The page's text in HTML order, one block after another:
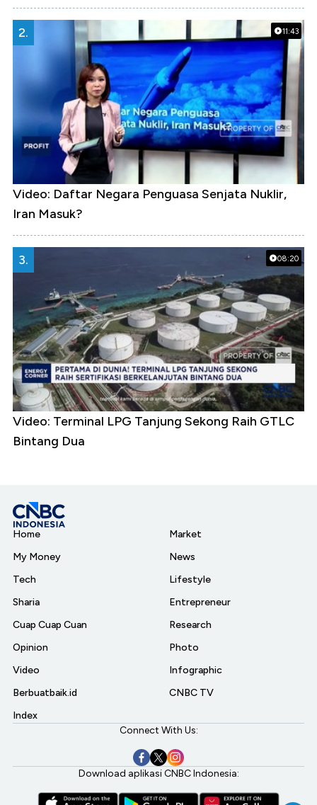
11:43
2.
Video: Daftar Negara Penguasa Senjata Nuklir,
Iran Masuk?
08:20
3.
Video: Terminal LPG Tanjung Sekong Raih GTLC
Bintang Dua
Home
My Money
Tech
Sharia
Cuap Cuap Cuan
Opinion
Video
Berbuatbaik.id
Index
Market
News
Lifestyle
Entrepreneur
Research
Photo
Infographic
CNBC TV
Connect With Us:
Download aplikasi CNBC Indonesia: